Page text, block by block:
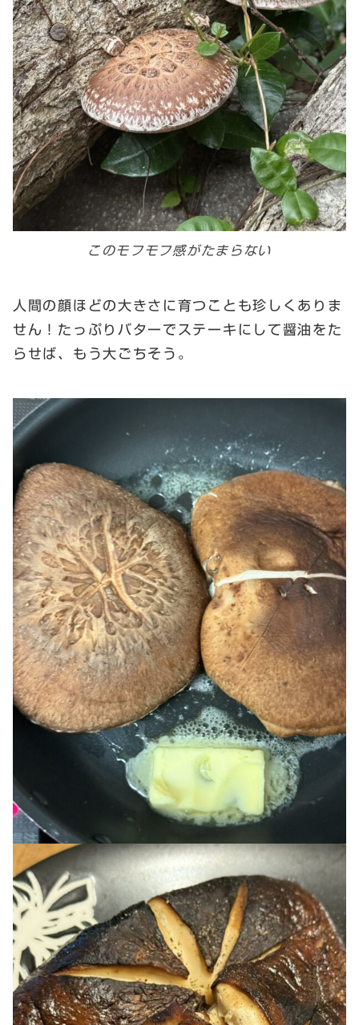
このモフモフ感がたまらない
人間の顔ほどの大きさに育つことも珍しくありま
せん！たっぷりバターでステーキにして醤油をた
らせば、もう大ごちそう。